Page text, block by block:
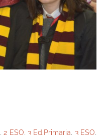
,2 ESO, 3 Ed.Primaria, 3 ESO,